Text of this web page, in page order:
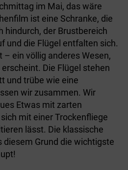
im Mai, das wäre
ist eine Schranke, die
hindurch, der Brustbereich
und die Flügel entfalten sich.
– ein völlig anderes Wesen,
Die Flügel stehen
und trübe wie eine
wir zusammen. Wir
Etwas mit zarten
mit einer Trockenfliege
lässt. Die klassische
diesem Grund die wichtigste